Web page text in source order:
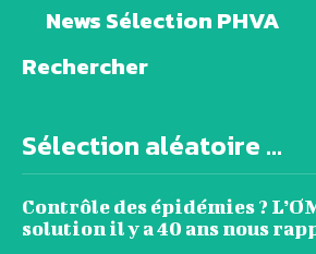
News Sélection PHVA
Rechercher
Sélection aléatoire ...
Contrôle des épidémies ?
solution il y a 40 ans nous